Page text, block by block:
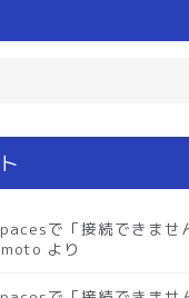
で「接続できませ
より